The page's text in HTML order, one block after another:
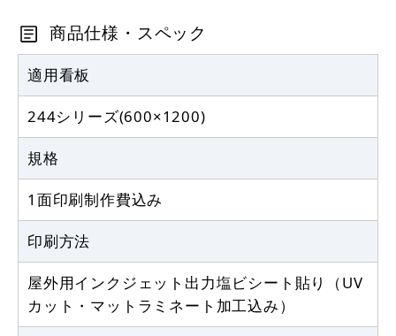
商品仕様・スペック
適用看板
244シリーズ(600×1200)
規格
1面印刷制作費込み
印刷方法
屋外用インクジェット出力塩ビシート貼り（UV
カット・マットラミネート加工込み）